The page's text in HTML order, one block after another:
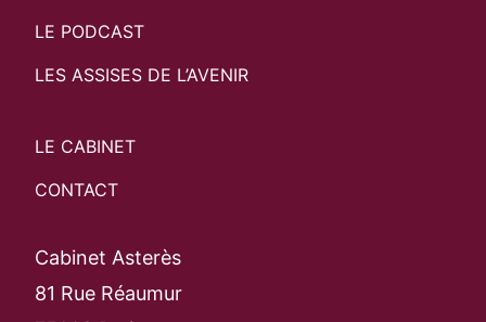
LE PODCAST
LES ASSISES DE L’AVENIR
LE CABINET
CONTACT
Cabinet Asterès
81 Rue Réaumur